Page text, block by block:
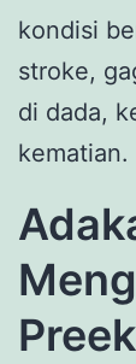
kondisi
stroke,
di dada,
kematian.